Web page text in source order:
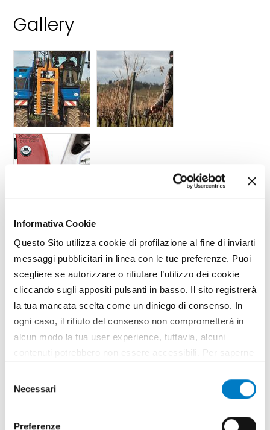
Informativa Cookie
Questo Sito utilizza cookie di profilazione al fine di inviarti
messaggi pubblicitari in linea con le tue preferenze. Puoi
scegliere se autorizzare o rifiutare l’utilizzo dei cookie
cliccando sugli appositi pulsanti in basso. Il sito registrerà
la tua mancata scelta come un diniego di consenso. In
ogni caso, il rifiuto del consenso non comprometterà in
alcun modo la tua user experience, tuttavia, alcuni
contenuti potrebbero non essere accessibili. Per saperne
all’utilizzo di tutti, o solamente di alcuni di essi, ti
delNecessari
Preferenze
Gallery
TAG Potatura Davide Giordano Forbici